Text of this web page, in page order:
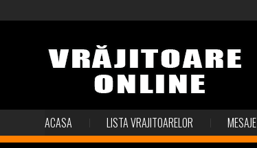
ACASA LISTA VRAJITOARELOR MESAJE